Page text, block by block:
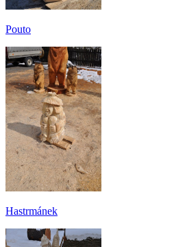
Pouto
Hastrmánek